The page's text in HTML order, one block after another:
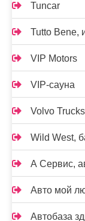
Tuncar
Tutto Bene,
VIP Motors
VIP-сауна
Volvo Trucks
Wild West,
А Сервис,
Авто мой
Автобаза